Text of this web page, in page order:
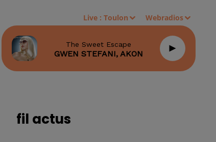
Live :Toulon Webradios
The Sweet Escape
GWEN STEFANI, AKON
fil actus